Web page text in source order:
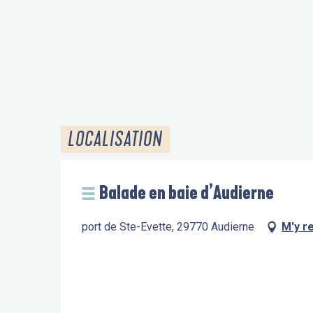
LOCALISATION
Balade en baie d’Audierne
port de Ste-Evette, 29770 Audierne M'y